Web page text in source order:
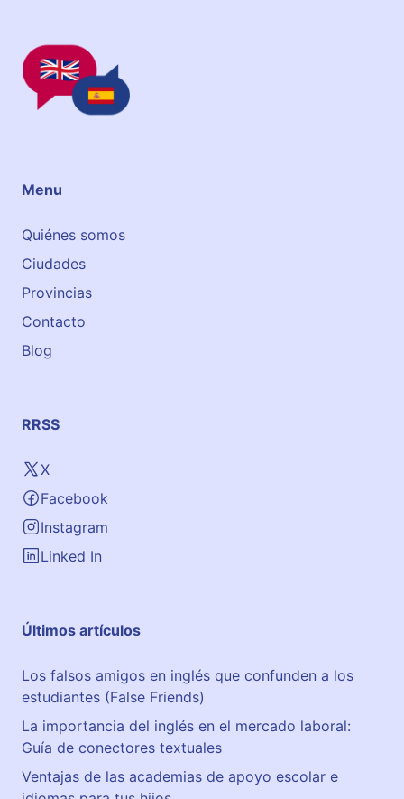
Menu
Quiénes somos
Ciudades
Provincias
Contacto
Blog
RRSS
X
Facebook
Instagram
Linked In
Últimos artículos
Los falsos amigos en inglés que confunden a los
estudiantes (False Friends)
La importancia del inglés en el mercado laboral:
Guía de conectores textuales
Ventajas de las academias de apoyo escolar e